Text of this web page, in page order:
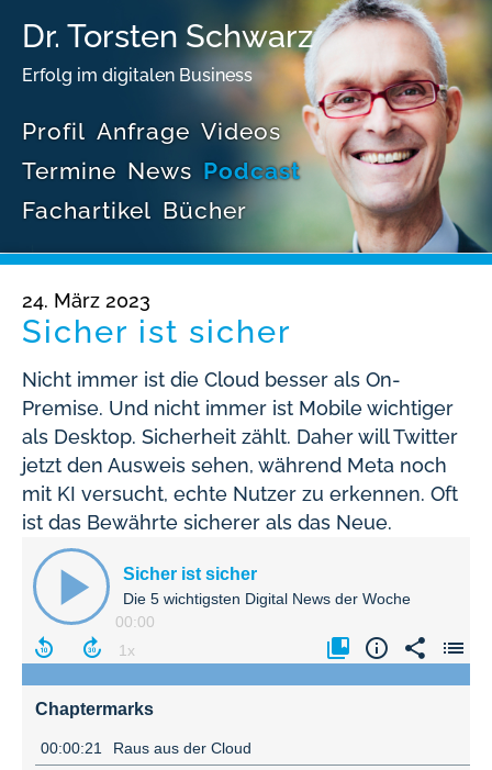
Dr. Torsten Schwarz
Erfolg im digitalen Business
Profil Anfrage Videos
Termine News Podcast
Fachartikel Bücher
24. März 2023
Sicher ist sicher
Nicht immer ist die Cloud besser als On-
Premise. Und nicht immer ist Mobile wichtiger
als Desktop. Sicherheit zählt. Daher will Twitter
jetzt den Ausweis sehen, während Meta noch
mit KI versucht, echte Nutzer zu erkennen. Oft
ist das Bewährte sicherer als das Neue.